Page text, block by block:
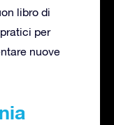
libro di
per
nuove